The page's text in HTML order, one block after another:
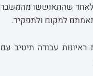
לאחר שהתאוששו מהמשבר
למקום ולתפקיד.
עבודה תיטיב עם